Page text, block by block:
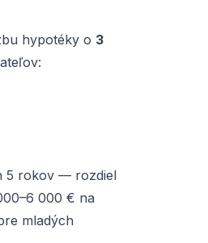
hypotéky o 3
5 rokov — rozdiel
000 € na
mladých